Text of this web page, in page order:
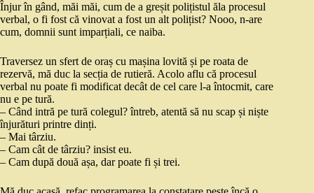
Înjur în gând, măi măi, cum de a greșit polițistul ăla procesul
verbal, o fi fost că vinovat a fost un alt polițist? Nooo, n-are
cum, domnii sunt imparțiali, ce naiba.
Traversez un sfert de oraș cu mașina lovită și pe roata de
rezervă, mă duc la secția de rutieră. Acolo aflu că procesul
verbal nu poate fi modificat decât de cel care l-a întocmit, care
nu e pe tură.
– Când intră pe tură colegul? întreb, atentă să nu scap și niște
înjurături printre dinți.
– Mai târziu.
– Cam cât de târziu? insist eu.
– Cam după două așa, dar poate fi și trei.